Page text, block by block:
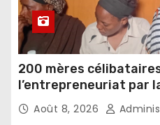
200 mères
l’entrepreneuriat par
Umugiraneza et l’OPDD
Août 8, 2026